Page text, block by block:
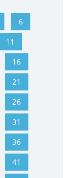
6
11
16
21
26
31
36
41